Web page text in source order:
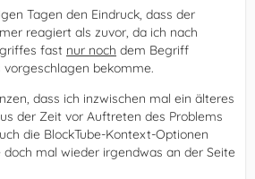
Tagen den Eindruck, dass der
reagiert als zuvor, da ich nach
fast nur noch dem Begriff
bekomme.
dass ich inzwischen mal ein älteres
der Zeit vor Auftreten des Problems
die BlockTube-Kontext-Optionen
doch mal wieder irgendwas an der Seite